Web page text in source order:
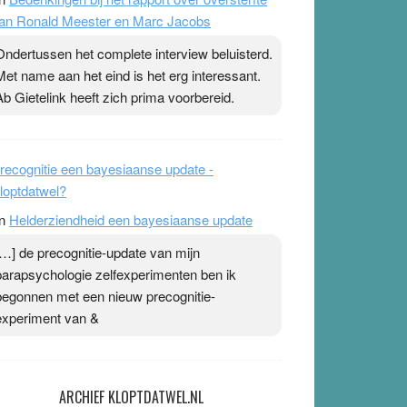
Ronald Meester en Marc Jacobs
het complete interview beluisterd.
name aan het eind is het erg interessant.
Gietelink heeft zich prima voorbereid.
een bayesiaanse update -
Helderziendheid een bayesiaanse update
de precognitie-update van mijn
zelfexperimenten ben ik
met een nieuw precognitie-
van &
ARCHIEF KLOPTDATWEL.NL